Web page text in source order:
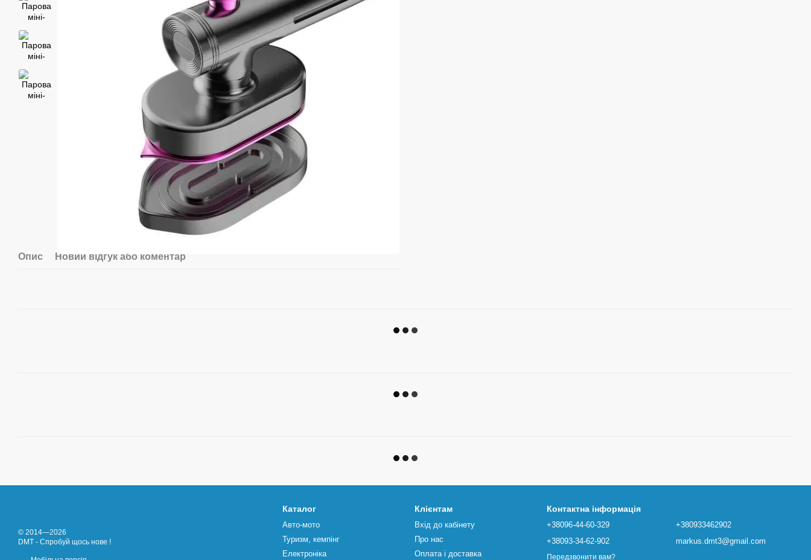
Опис Новий відгук або коментар
© 2014—2026
DMT - Спробуй щось нове !
Каталог
Авто-мото
Туризм, кемпінг
Електроніка
Клієнтам
Вхід до кабінету
Про нас
Оплата і доставка
Контактна інформація
+38096-44-60-329
+38093-34-62-902
Передзвонити вам?
+380933462902
markus.dmt3@gmail.com